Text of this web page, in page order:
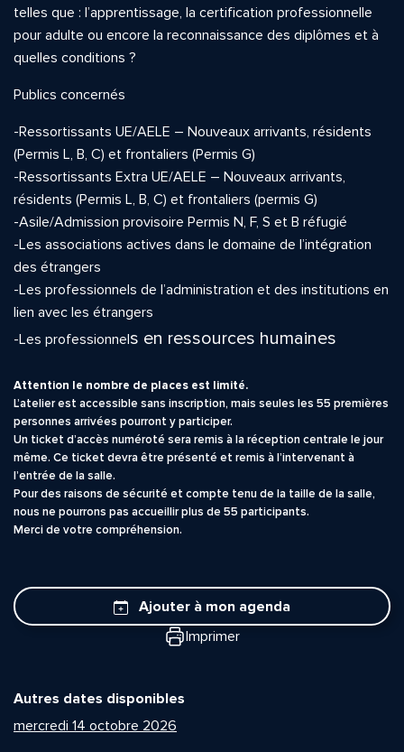
telles que : l’apprentissage, la certification professionnelle
pour adulte ou encore la reconnaissance des diplômes et à
quelles conditions ?
Publics concernés
-Ressortissants UE/AELE – Nouveaux arrivants, résidents
(Permis L, B, C) et frontaliers (Permis G)
-Ressortissants Extra UE/AELE – Nouveaux arrivants,
résidents (Permis L, B, C) et frontaliers (permis G)
-Asile/Admission provisoire Permis N, F, S et B réfugié
-Les associations actives dans le domaine de l’intégration
des étrangers
-Les professionnels de l’administration et des institutions en
lien avec les étrangers
-Les professionnels en ressources humaines
Attention le nombre de places est limité.
L’atelier est accessible sans inscription, mais seules les 55 premières
personnes arrivées pourront y participer.
Un ticket d’accès numéroté sera remis à la réception centrale le jour
même. Ce ticket devra être présenté et remis à l’intervenant à
l’entrée de la salle.
Pour des raisons de sécurité et compte tenu de la taille de la salle,
nous ne pourrons pas accueillir plus de 55 participants.
Merci de votre compréhension.
Ajouter à mon agenda
Imprimer
Autres dates disponibles
mercredi 14 octobre 2026